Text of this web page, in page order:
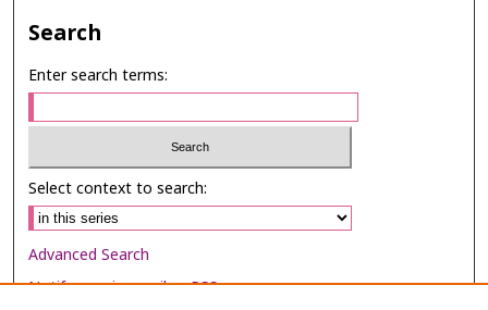
Search
Enter search terms:
Select context to search:
Advanced Search
Notify me via email orRSS